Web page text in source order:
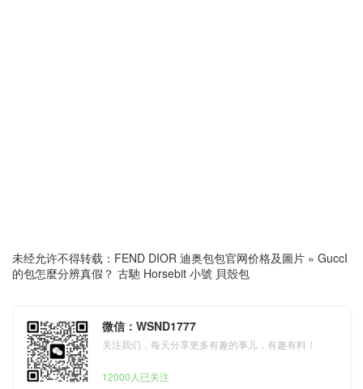
未经允许不得转载： FEND DIOR 迪奥包包官网价格及圖片 » GuccI
的包怎麼分辨真假？ 古馳 Horsebit 小號 貝殼包
微信：WSND1777
关注我们，每天分享更多有趣的事儿，有趣有料！
12000人已关注